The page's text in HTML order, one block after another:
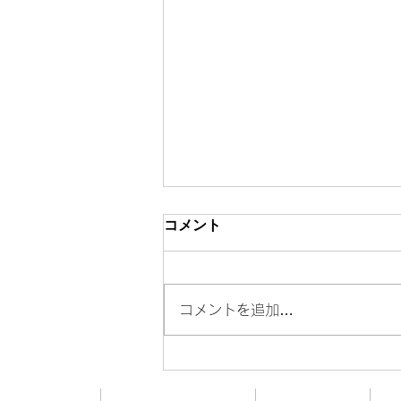
的な違い」10選
コメント
コメントを追加…